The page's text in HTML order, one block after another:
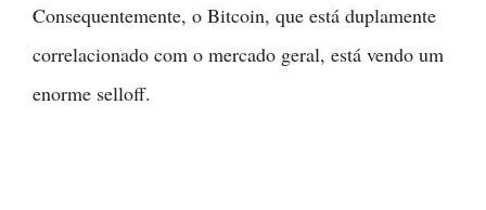
Consequentemente, o Bitcoin, que está duplamente
correlacionado com o mercado geral, está vendo um
enorme selloff.